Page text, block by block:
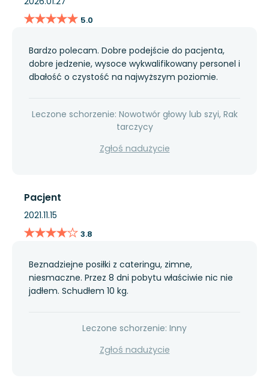
★★★★★
★★★★★ 5.0
Bardzo polecam. Dobre podejście do pacjenta,
dobre jedzenie, wysoce wykwalifikowany personel i
dbałość o czystość na najwyższym poziomie.
Leczone schorzenie: Nowotwór głowy lub szyi, Rak
tarczycy
Zgłoś nadużycie
Pacjent
2021.11.15
★★★★★
★★★★★ 3.8
Beznadziejne posiłki z cateringu, zimne,
niesmaczne. Przez 8 dni pobytu właściwie nic nie
jadłem. Schudłem 10 kg.
Leczone schorzenie: Inny
Zgłoś nadużycie